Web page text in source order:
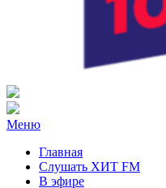
Радио ХИТ FM Курган
103.2 FM
Меню
Главная
Слушать ХИТ FM
В эфире